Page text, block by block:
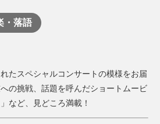
・落語
たスペシャルコンサートの模様をお届
の挑戦、話題を呼んだショートムービ
など、見どころ満載！